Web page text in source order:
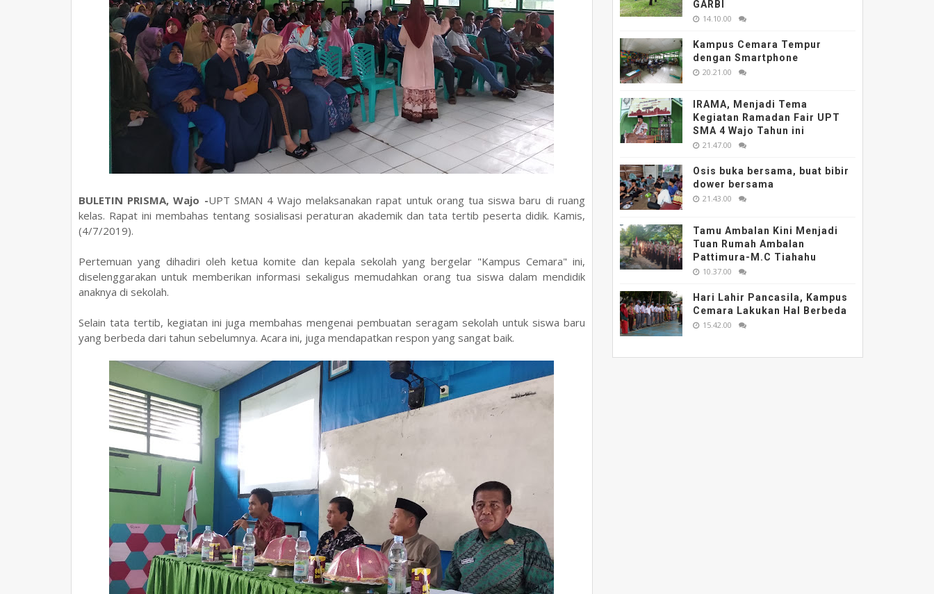
BULETIN PRISMA, Wajo -UPT SMAN 4 Wajo melaksanakan rapat untuk orang tua siswa baru di ruang
kelas. Rapat ini membahas tentang sosialisasi peraturan akademik dan tata tertib peserta didik. Kamis,
(4/7/2019).
Pertemuan yang dihadiri oleh ketua komite dan kepala sekolah yang bergelar "Kampus Cemara" ini,
diselenggarakan untuk memberikan informasi sekaligus memudahkan orang tua siswa dalam mendidik
anaknya di sekolah.
Selain tata tertib, kegiatan ini juga membahas mengenai pembuatan seragam sekolah untuk siswa baru
yang berbeda dari tahun sebelumnya. Acara ini, juga mendapatkan respon yang sangat baik.
GARBI
14.10.00
Kampus Cemara Tempur
dengan Smartphone
20.21.00
IRAMA, Menjadi Tema
Kegiatan Ramadan Fair UPT
SMA 4 Wajo Tahun ini
21.47.00
Osis buka bersama, buat bibir
dower bersama
21.43.00
Tamu Ambalan Kini Menjadi
Tuan Rumah Ambalan
Pattimura-M.C Tiahahu
10.37.00
Hari Lahir Pancasila, Kampus
Cemara Lakukan Hal Berbeda
15.42.00